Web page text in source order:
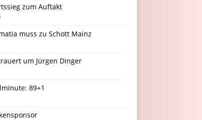
zum Auftakt
muss zu Schott Mainz
um Jürgen Dinger
89+1